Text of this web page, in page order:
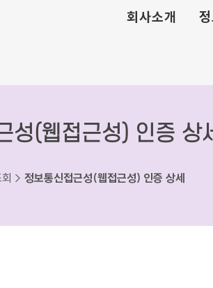
회사소개
성(웹접근성) 인증 상
> 정보통신접근성(웹접근성) 인증 상세